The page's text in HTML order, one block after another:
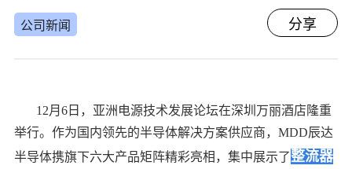
品质
关于
公司新闻 分享
12月6日，亚洲电源技术发展论坛在深圳万丽酒店隆重
举行。作为国内领先的半导体解决方案供应商，MDD辰达
半导体携旗下六大产品矩阵精彩亮相，集中展示了整流器